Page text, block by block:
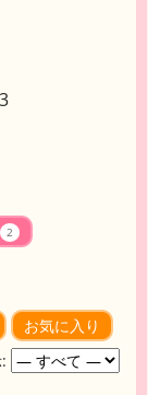
2
お気に入り